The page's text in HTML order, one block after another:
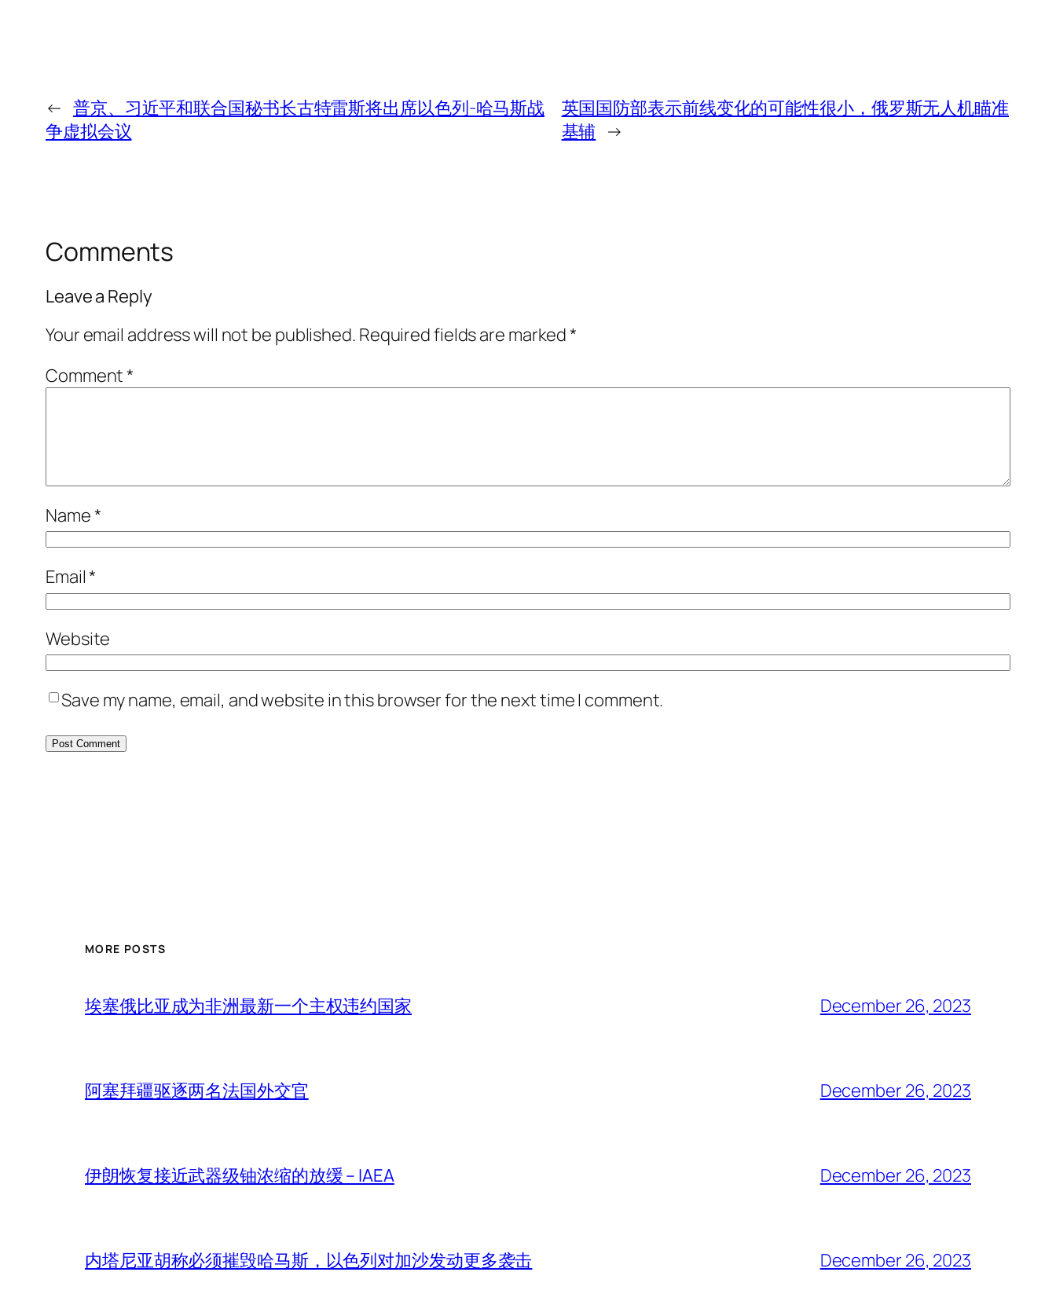
← 普京、习近平和联合国秘书长古特雷斯将出席以色列-哈马斯战
争虚拟会议
英国国防部表示前线变化的可能性很小，俄罗斯无人机瞄准
基辅 →
Comments
Leave a Reply
Your email address will not be published. Required fields are marked*
Comment*
Name*
Email*
Website
Save my name, email, and website in this browser for the next time I comment.
MORE POSTS
埃塞俄比亚成为非洲最新一个主权违约国家 December 26, 2023
阿塞拜疆驱逐两名法国外交官 December 26, 2023
伊朗恢复接近武器级铀浓缩的放缓 – IAEA December 26, 2023
内塔尼亚胡称必须摧毁哈马斯，以色列对加沙发动更多袭击 December 26, 2023